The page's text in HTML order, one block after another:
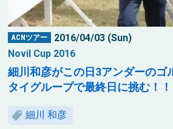
ACNツアー
2016/04/03 (Sun)
Novil Cup 2016
細川和彦がこの日3アンダーのゴ
タイグループで最終日に挑む！！
細川 和彦